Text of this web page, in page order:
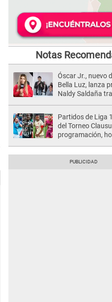
Notas
Óscar Jr., nuevo
Bella Luz, lanza
Naldy Saldaña
Partidos de Liga
del Torneo
programación,